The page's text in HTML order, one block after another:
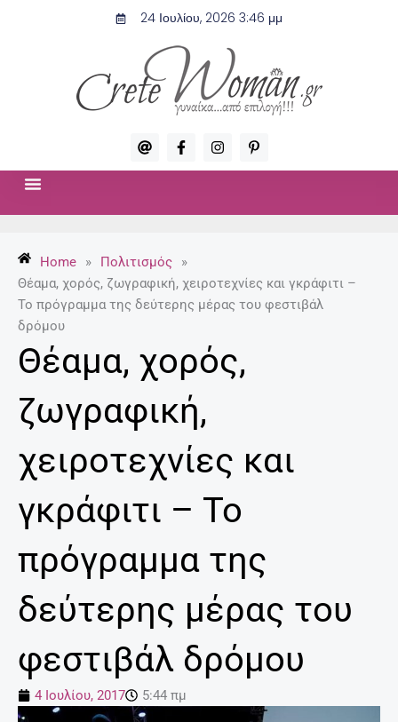
24 Ιουλίου, 2026 3:46 μμ
A
t
F
a
c
f
I
n
s
P
i
n
p
Home » Πολιτισμός
»
Θέαμα, χορός, ζωγραφική, χειροτεχνίες και γκράφιτι –
Το πρόγραμμα της δεύτερης μέρας του φεστιβάλ
δρόμου
Θέαμα, χορός,
ζωγραφική,
χειροτεχνίες και
γκράφιτι – Το
πρόγραμμα της
δεύτερης μέρας του
φεστιβάλ δρόμου
4 Ιουλίου, 2017 5:44 πμ